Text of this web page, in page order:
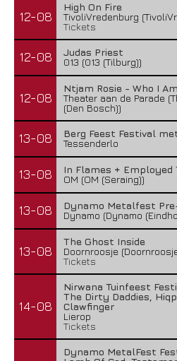
12-08
High On Fire
TivoliVredenburg
Tickets
12-08
Judas Priest
013 (013 (Tilburg))
12-08
Ntjam Rosie - Who I Am
Theater aan de Parade
(Den Bosch))
13-08
Berg Feest Festival
Tessenderlo
13-08
In Flames + Employed
OM (OM (Seraing))
13-08
Dynamo Metalfest
Dynamo (Dynamo
13-08
The Ghost Inside
Doornroosje
Tickets
14-08
Nirwana Tuinfeest
The Dirty Daddies,
Clawfinger
Lierop
Tickets
Dynamo MetalFest